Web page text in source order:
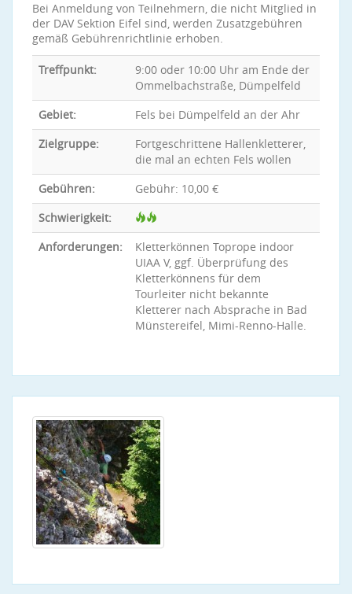
Bei Anmeldung von Teilnehmern, die nicht Mitglied in
der DAV Sektion Eifel sind, werden Zusatzgebühren
gemäß Gebührenrichtlinie erhoben.
Treffpunkt:
9:00 oder 10:00 Uhr am Ende der
Ommelbachstraße, Dümpelfeld
Gebiet:
Fels bei Dümpelfeld an der Ahr
Zielgruppe:
Fortgeschrittene Hallenkletterer,
die mal an echten Fels wollen
Gebühren:
Gebühr: 10,00 €
Schwierigkeit:
Anforderungen:
Kletterkönnen Toprope indoor
UIAA V, ggf. Überprüfung des
Kletterkönnens für dem
Tourleiter nicht bekannte
Kletterer nach Absprache in Bad
Münstereifel, Mimi-Renno-Halle.